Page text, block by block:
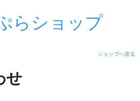
らショップ
ショップへ戻る
せ